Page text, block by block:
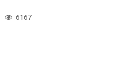
6167